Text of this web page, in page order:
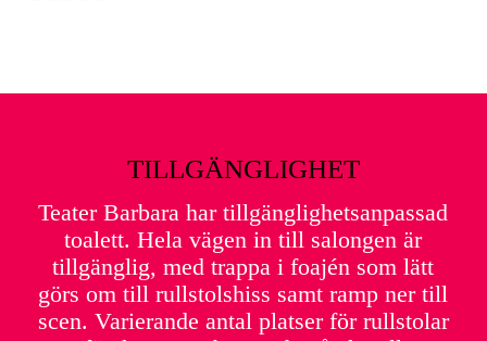
TILLGÄNGLIGHET
Teater Barbara har tillgänglighetsanpassad
toalett. Hela vägen in till salongen är
tillgänglig, med trappa i foajén som lätt
görs om till rullstolshiss samt ramp ner till
scen. Varierande antal platser för rullstolar